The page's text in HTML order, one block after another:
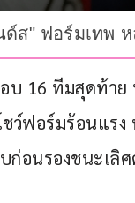
ส" ฟอร์มเทพ ห
บ 16 ทีมสุดท้า
ชว์ฟอร์มร้อนแร
ก่อนรองชนะเลิ